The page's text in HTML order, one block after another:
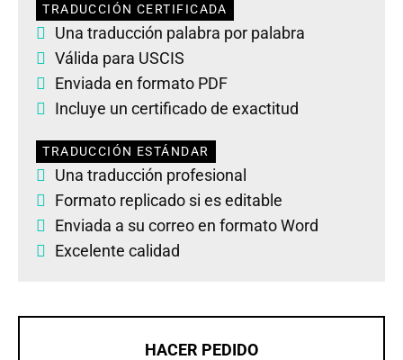
TRADUCCIÓN CERTIFICADA
Una traducción palabra por palabra
Válida para USCIS
Enviada en formato PDF
Incluye un certificado de exactitud
TRADUCCIÓN ESTÁNDAR
Una traducción profesional
Formato replicado si es editable
Enviada a su correo en formato Word
Excelente calidad
HACER PEDIDO